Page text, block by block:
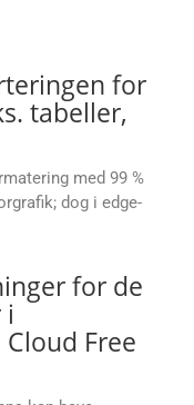
for
tabeller,
med 99 %
dog i edge-
for de
i
Free